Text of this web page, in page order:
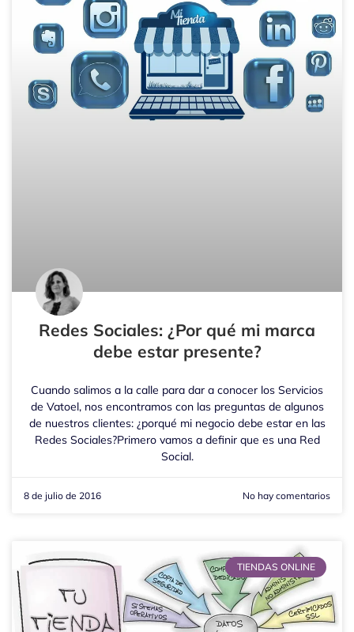
Redes Sociales: ¿Por qué mi marca
debe estar presente?
Cuando salimos a la calle para dar a conocer los Servicios
de Vatoel, nos encontramos con las preguntas de algunos
de nuestros clientes: ¿porqué mi negocio debe estar en las
Redes Sociales?Primero vamos a definir que es una Red
Social.
8 de julio de 2016 No hay comentarios
TIENDAS ONLINE